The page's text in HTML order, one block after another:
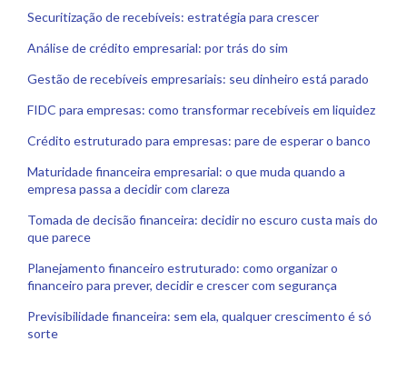
Securitização de recebíveis: estratégia para crescer
Análise de crédito empresarial: por trás do sim
Gestão de recebíveis empresariais: seu dinheiro está parado
FIDC para empresas: como transformar recebíveis em liquidez
Crédito estruturado para empresas: pare de esperar o banco
Maturidade financeira empresarial: o que muda quando a
empresa passa a decidir com clareza
Tomada de decisão financeira: decidir no escuro custa mais do
que parece
Planejamento financeiro estruturado: como organizar o
financeiro para prever, decidir e crescer com segurança
Previsibilidade financeira: sem ela, qualquer crescimento é só
sorte